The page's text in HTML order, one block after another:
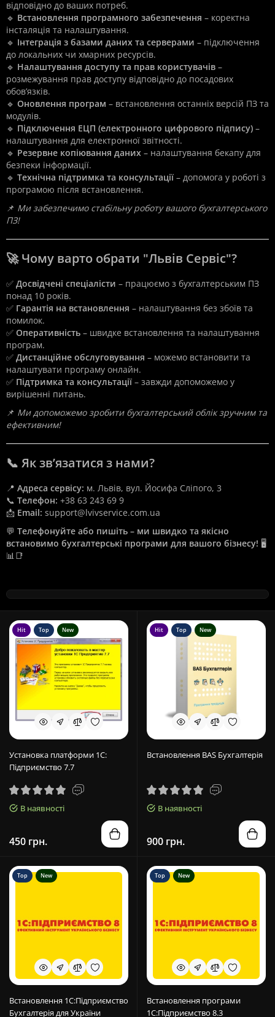
відповідно до ваших потреб.
🔹 Встановлення програмного забезпечення – коректна
інсталяція та налаштування.
🔹 Інтеграція з базами даних та серверами – підключення
до локальних чи хмарних ресурсів.
🔹 Налаштування доступу та прав користувачів –
розмежування прав доступу відповідно до посадових
обов’язків.
🔹 Оновлення програм – встановлення останніх версій ПЗ та
модулів.
🔹 Підключення ЕЦП (електронного цифрового підпису) –
налаштування для електронної звітності.
🔹 Резервне копіювання даних – налаштування бекапу для
безпеки інформації.
🔹 Технічна підтримка та консультації – допомога у роботі з
програмою після встановлення.
📌 Ми забезпечимо стабільну роботу вашого бухгалтерського
ПЗ!
🚀 Чому варто обрати "Львів Сервіс"?
✅ Досвідчені спеціалісти – працюємо з бухгалтерським ПЗ
понад 10 років.
✅ Гарантія на встановлення – налаштування без збоїв та
помилок.
✅ Оперативність – швидке встановлення та налаштування
програм.
✅ Дистанційне обслуговування – можемо встановити та
налаштувати програму онлайн.
✅ Підтримка та консультації – завжди допоможемо у
вирішенні питань.
📌 Ми допоможемо зробити бухгалтерський облік зручним та
ефективним!
📞 Як зв’язатися з нами?
📍 Адреса сервісу: м. Львів, вул. Йосифа Сліпого, 3
📞 Телефон: +38 63 243 69 9
📩 Email: support@lvivservice.com.ua
💬 Телефонуйте або пишіть – ми швидко та якісно
встановимо бухгалтерські програми для вашого бізнесу! 🖥️
📊📑
Hit Top New
Установка платформи 1С:
Підприємство 7.7
В наявності
450 грн.
Hit Top New
Встановлення BAS Бухгалтерія
В наявності
900 грн.
Top New
Встановлення 1С:Підприємство
Бухгалтерія для України
Top New
Встановлення програми
1С:Підприємство 8.3